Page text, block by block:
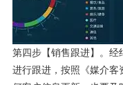
第四步【销售跟进】。经
进行跟进，按照《媒介